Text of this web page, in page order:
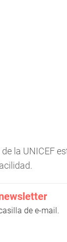
la UNICEF
de e-mail.